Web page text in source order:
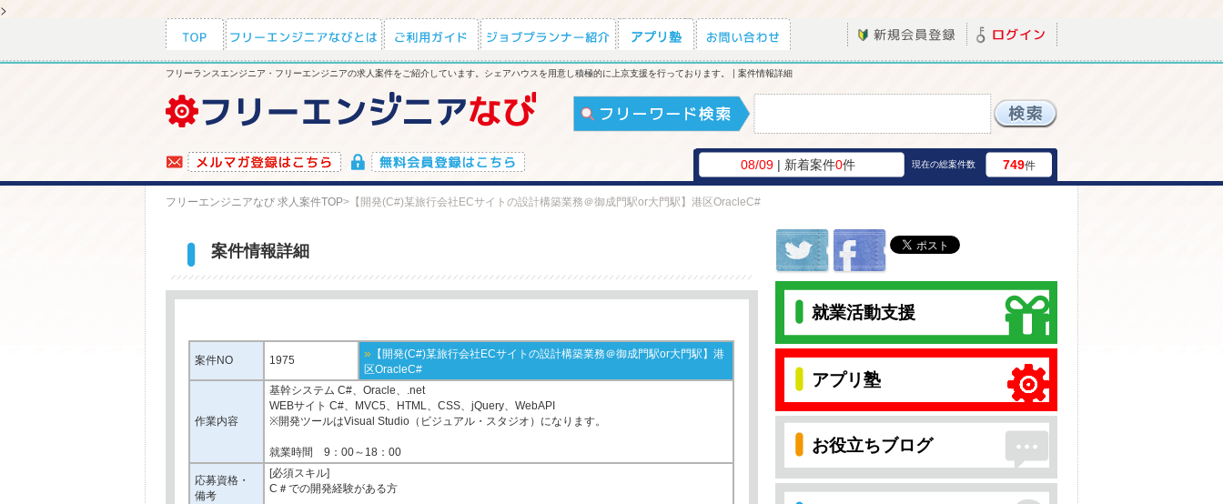
>
フリーランスエンジニア・フリーエンジニアの求人案件をご紹介しています。シェアハウスを用意し積極的に上京支援を行っております。 | 案件情報詳細
08/09 | 新着案件0件 現在の総案件数 749件
フリーエンジニアなび 求人案件TOP> 【開発(C#)某旅行会社ECサイトの設計構築業務＠御成門駅or大門駅】港区OracleC#
案件情報詳細
案件NO 1975 » 【開発(C#)某旅行会社ECサイトの設計構築業務＠御成門駅or大門駅】港
区OracleC#
作業内容
基幹システム C#、Oracle、.net
WEBサイト C#、MVC5、HTML、CSS、jQuery、WebAPI
※開発ツールはVisual Studio（ビジュアル・スタジオ）になります。
就業時間 9：00～18：00
応募資格・
備考
[必須スキル]
C＃での開発経験がある方
就業活動支援
アプリ塾
お役立ちブログ